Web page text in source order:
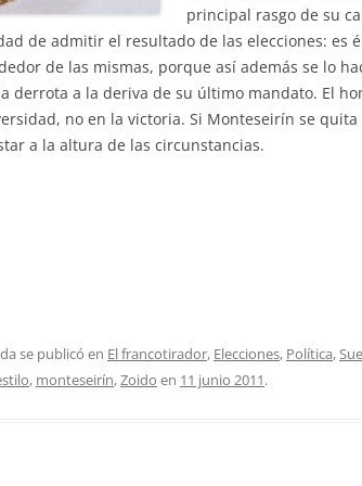
principal rasgo de su
de admitir el resultado de las elecciones: es
de las mismas, porque así además se lo
derrota a la deriva de su último mandato. El
no en la victoria. Si Monteseirín se
a la altura de las circunstancias.
se publicó en El francotirador, Elecciones, Política,
, monteseirín,Zoido en 11 junio 2011.